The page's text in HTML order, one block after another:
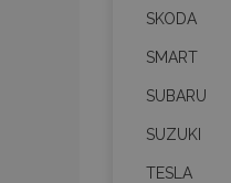
SKODA
SMART
SUBARU
SUZUKI
TESLA